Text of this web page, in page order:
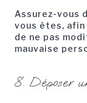
Assurez-vous
vous êtes,
de ne pas
mauvaise
8. Déposer